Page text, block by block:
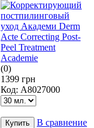
(0)
1399 грн
Код: A8027000
В сравнение